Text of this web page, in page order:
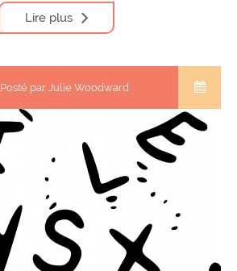
Lire plus
Posté par Julie Woodward